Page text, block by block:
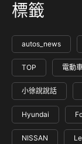
標籤
autos_news
TOP 電動
小徐說說話
Hyundai
NISSAN